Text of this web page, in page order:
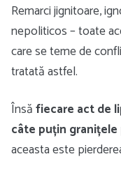
Remarci jignitoare,
nepoliticos – toate
care se teme de
tratată astfel.
Însăfiecare act de
câte puțin
aceasta este